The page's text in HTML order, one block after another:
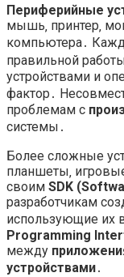
Периферийные
мышь‚ принтер‚
компьютера․
правильной
устройствами и
фактор․
проблемам с
системы․
Более сложные
планшеты‚
своим SDK
разработчикам
использующие их
Programming
между
устройствами․